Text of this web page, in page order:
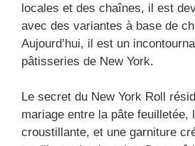
locales et des chaînes, il est
avec des variantes à base de
Aujourd’hui, il est un
pâtisseries de New York.
Le secret du New York Roll
mariage entre la pâte feuilletée,
croustillante, et une garniture